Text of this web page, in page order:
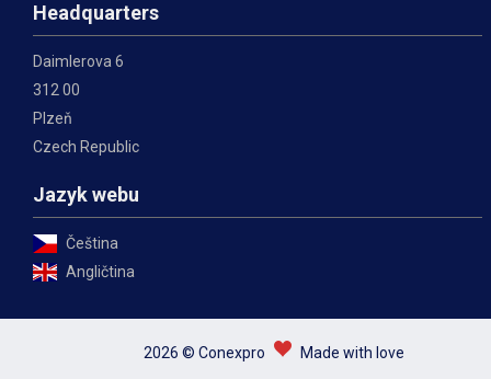
Headquarters
Daimlerova 6
312 00
Plzeň
Czech Republic
Jazyk webu
Čeština
Angličtina
2026 © Conexpro Made with love